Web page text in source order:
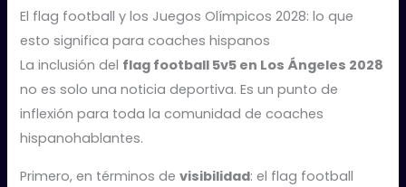
El flag football y los Juegos Olímpicos 2028: lo que
esto significa para coaches hispanos
La inclusión del flag football 5v5 en Los Ángeles 2028
no es solo una noticia deportiva. Es un punto de
inflexión para toda la comunidad de coaches
hispanohablantes.
Primero, en términos devisibilidad: el flag football